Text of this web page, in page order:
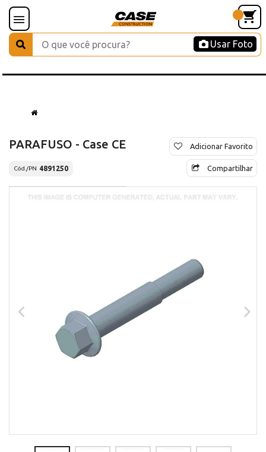
Usar Foto
PARAFUSO - Case CE
Cód./PN 4891250
Adicionar Favorito
Compartilhar